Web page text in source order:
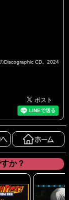
Discographic CD。2024
か？